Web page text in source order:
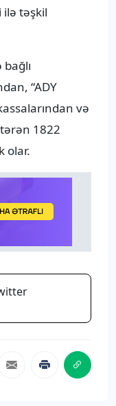
təşkil
“ADY
və
1822
olar.